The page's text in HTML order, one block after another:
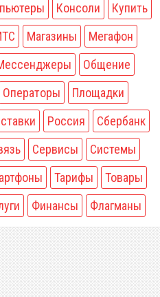
Консоли
Купить
Магазины
Мегафон
Общение
Операторы
Площадки
Россия
Сбербанк
Сервисы
Системы
Тарифы
Товары
Финансы Флагманы